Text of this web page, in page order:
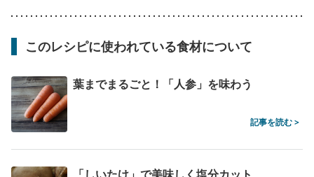
このレシピに使われている食材について
葉までまるごと！「人参」を味わう
記事を読む >